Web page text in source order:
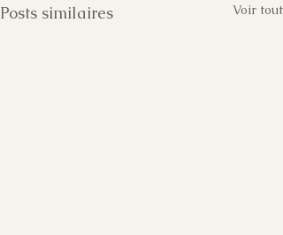
Posts similaires Voir tout